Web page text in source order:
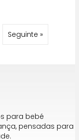
Seguinte »
para bebé
pensadas para